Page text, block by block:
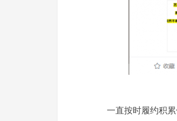
一直按时履约积累